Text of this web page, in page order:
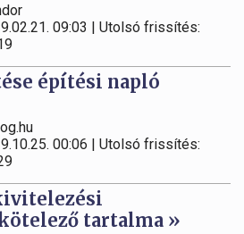
09:03 | Utolsó frissítés:
építési napló
00:06 | Utolsó frissítés:
tartalma »